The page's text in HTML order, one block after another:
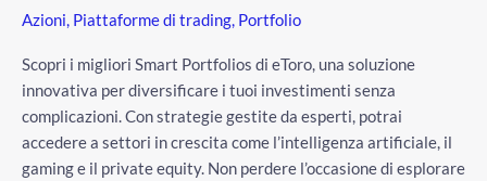
Azioni, Piattaforme di trading, Portfolio
Scopri i migliori Smart Portfolios di eToro, una soluzione
innovativa per diversificare i tuoi investimenti senza
complicazioni. Con strategie gestite da esperti, potrai
accedere a settori in crescita come l’intelligenza artificiale, il
gaming e il private equity. Non perdere l’occasione di esplorare